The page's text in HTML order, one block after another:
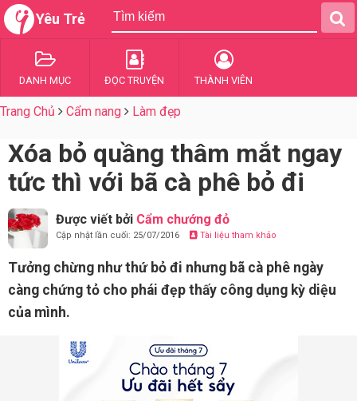
Yêu Trẻ
DANH MỤC ĐỌC TRUYỆN THÀNH VIÊN
Trang Chủ Cẩm nang Làm đẹp
Xóa bỏ quầng thâm mắt ngay
tức thì với bã cà phê bỏ đi
Được viết bởi Cẩm chướng đỏ
Cập nhật lần cuối: 25/07/2016 Tài liệu tham khảo
Tưởng chừng như thứ bỏ đi nhưng bã cà phê ngày
càng chứng tỏ cho phái đẹp thấy công dụng kỳ diệu
của mình.